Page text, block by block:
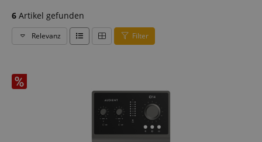
6 Artikel gefunden
Relevanz Filter